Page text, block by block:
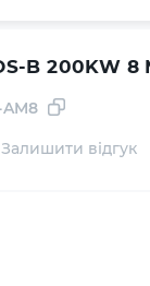
B 200KW 8
AM8
Залишити відгук